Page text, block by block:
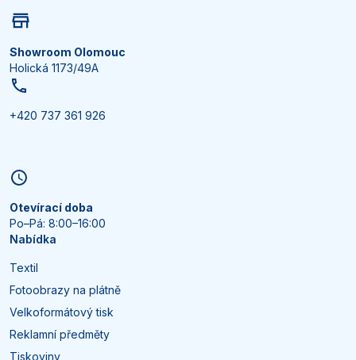
Showroom Olomouc
Holická 1173/49A
+420 737 361 926
Otevírací doba
Po–Pá: 8:00–16:00
Nabídka
Textil
Fotoobrazy na plátně
Velkoformátový tisk
Reklamní předměty
Tiskoviny